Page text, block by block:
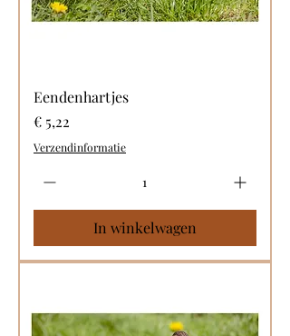
Eendenhartjes
Prijs
€ 5,22
Verzendinformatie
In winkelwagen